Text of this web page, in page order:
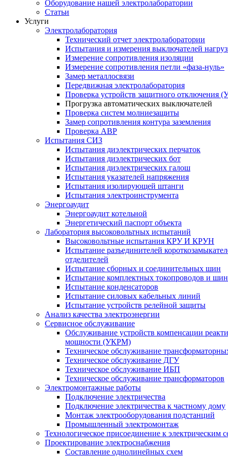
Оборудование нашей электролаборатории
Статьи
Услуги
Электролаборатория
Технический отчет электролаборатории
Испытания и измерения выключателей
Измерение сопротивления изоляции
Измерение сопротивления петли «фаза-нуль»
Замер металлосвязи
Передвижная электролаборатория
Проверка устройств защитного отключения
Прогрузка автоматических выключателей
Проверка систем молниезащиты
Замер сопротивления контура заземления
Проверка АВР
Испытания СИЗ
Испытания диэлектрических перчаток
Испытания диэлектрических бот
Испытания диэлектрических галош
Испытания указателей напряжения
Испытания изолирующей штанги
Испытания электроинструмента
Энергоаудит
Энергоаудит котельной
Энергетический паспорт объекта
Лаборатория высоковольтных испытаний
Высоковольтные испытания КРУ И КРУН
Испытание разъединителей
отделителей
Испытание сборных и соединительных шин
Испытание комплектных токопроводов и
Испытание конденсаторов
Испытание силовых кабельных линий
Испытание устройств релейной защиты
Анализ качества электроэнергии
Сервисное обслуживание
Обслуживание устройств компенсации
мощности (УКРМ)
Техническое обслуживание
Техническое обслуживание ДГУ
Техническое обслуживание ИБП
Техническое обслуживание трансформаторов
Электромонтажные работы
Подключение электричества
Подключение электричества к частному дому
Монтаж электрооборудования подстанций
Промышленный электромонтаж
Технологическое присоединение к электрическим
Проектирование электроснабжения
Составление однолинейных схем